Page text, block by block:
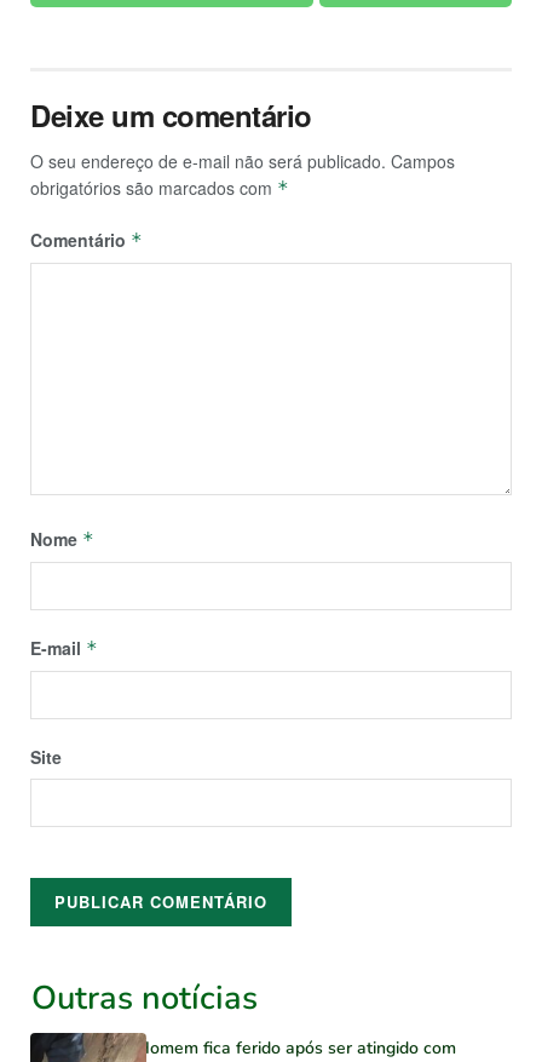
Deixe um comentário
O seu endereço de e-mail não será publicado. Campos
obrigatórios são marcados com *
Comentário *
Nome *
E-mail *
Site
Outras notícias
Homem fica ferido após ser atingido com